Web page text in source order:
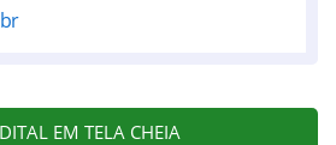
EM TELA CHEIA